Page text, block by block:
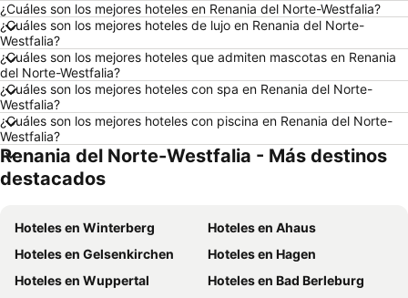
Hoteles en Ambato
Hoteles en Cojimies
Hoteles en Lisboa
Hoteles en Oporto
Hoteles en Galápagos
Hoteles en Esmeraldas
Hoteles en Curazao
Hoteles en Guatemala
Hoteles en Santa Cruz
Hoteles en Colombia
Hoteles en Campania
Hoteles en Tailandia
Hoteles en Nueva Jersey
Hoteles en El Caribe
Hoteles en Lima
Hoteles en Tumbes
Hoteles en Orellana
¿Cuáles son los mejores hoteles en Renania del Norte-Westfalia?
¿Cuáles son los mejores hoteles de lujo en Renania del Norte-
Westfalia?
¿Cuáles son los mejores hoteles que admiten mascotas en Renania
del Norte-Westfalia?
¿Cuáles son los mejores hoteles con spa en Renania del Norte-
Westfalia?
¿Cuáles son los mejores hoteles con piscina en Renania del Norte-
Westfalia?
Renania del Norte-Westfalia - Más destinos
destacados
Hoteles en Winterberg
Hoteles en Ahaus
Hoteles en Gelsenkirchen
Hoteles en Hagen
Hoteles en Wuppertal
Hoteles en Bad Berleburg